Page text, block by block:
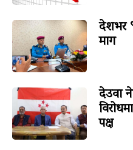
देशभर
माग
देउवा
पक्ष